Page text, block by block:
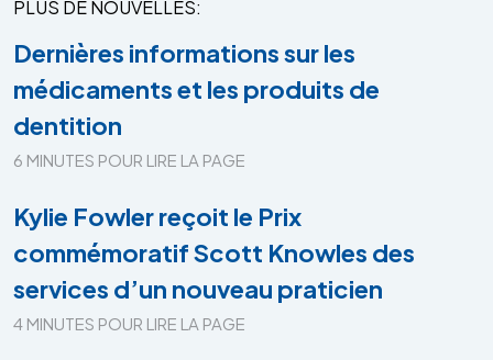
PLUS DE NOUVELLES
Dernières informations sur les
médicaments et les produits de
dentition
6 MINUTES POUR LIRE LA PAGE
Kylie Fowler reçoit le Prix
commémoratif Scott Knowles des
services d’un nouveau praticien
4 MINUTES POUR LIRE LA PAGE